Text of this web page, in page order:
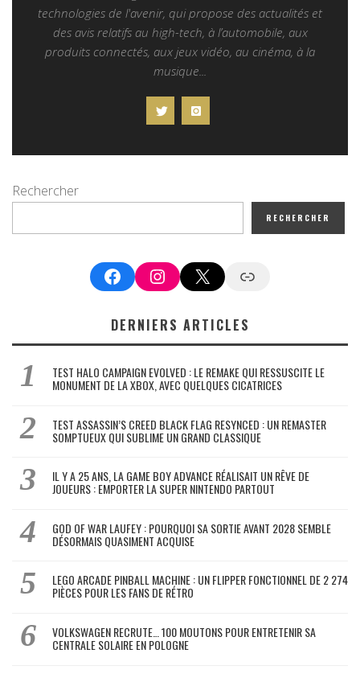
technologies de l'avenir, qui propose des actualités et
des avis relatifs au high-tech, à l’automobile, aux
produits connectés, aux jeux vidéo, au cinéma, à la
musique...
Rechercher
RECHERCHER
FacebookInstagram
X Google News
DERNIERS ARTICLES
TEST HALO CAMPAIGN EVOLVED : LE REMAKE QUI RESSUSCITE LE
MONUMENT DE LA XBOX, AVEC QUELQUES CICATRICES
TEST ASSASSIN’S CREED BLACK FLAG RESYNCED : UN REMASTER
SOMPTUEUX QUI SUBLIME UN GRAND CLASSIQUE
IL Y A 25 ANS, LA GAME BOY ADVANCE RÉALISAIT UN RÊVE DE
JOUEURS : EMPORTER LA SUPER NINTENDO PARTOUT
GOD OF WAR LAUFEY : POURQUOI SA SORTIE AVANT 2028 SEMBLE
DÉSORMAIS QUASIMENT ACQUISE
LEGO ARCADE PINBALL MACHINE : UN FLIPPER FONCTIONNEL DE 2 274
PIÈCES POUR LES FANS DE RÉTRO
VOLKSWAGEN RECRUTE… 100 MOUTONS POUR ENTRETENIR SA
CENTRALE SOLAIRE EN POLOGNE